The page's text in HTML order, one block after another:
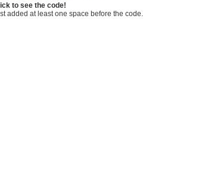
to see the code!
added at least one space before the code.